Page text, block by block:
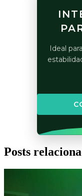
Ideal
Posts